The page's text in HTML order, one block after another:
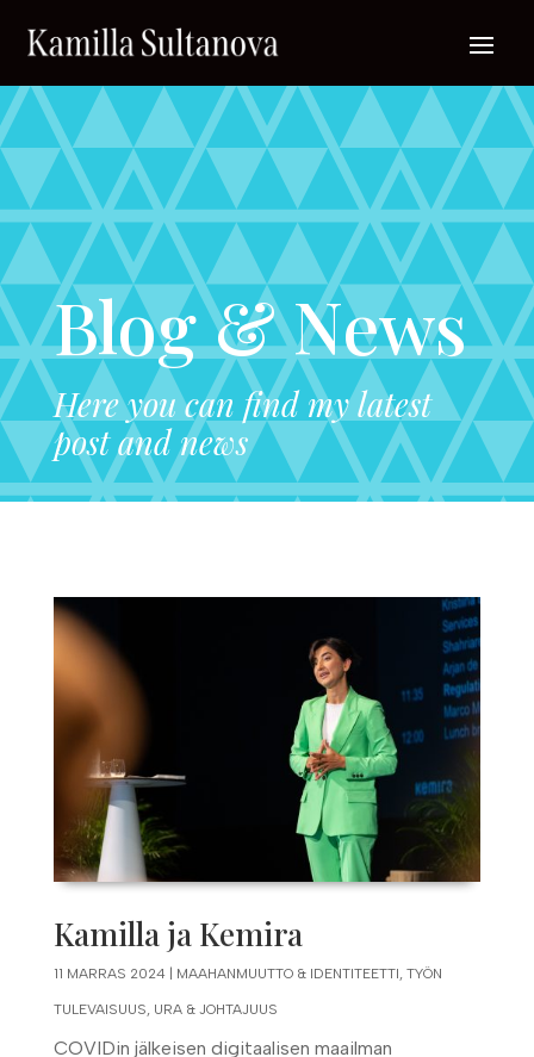
Blog & News
Here you can find my latest
post and news
Kamilla ja Kemira
11 MARRAS 2024| MAAHANMUUTTO & IDENTITEETTI, TYÖN
TULEVAISUUS, URA & JOHTAJUUS
COVIDin jälkeisen digitaalisen maailman